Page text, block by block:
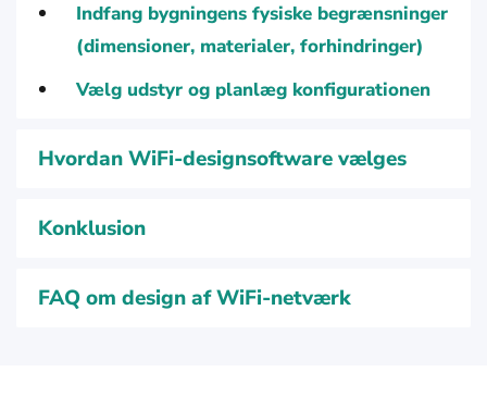
Indfang bygningens fysiske begrænsninger
(dimensioner, materialer, forhindringer)
Vælg udstyr og planlæg konfigurationen
Hvordan WiFi-designsoftware vælges
Konklusion
FAQ om design af WiFi-netværk